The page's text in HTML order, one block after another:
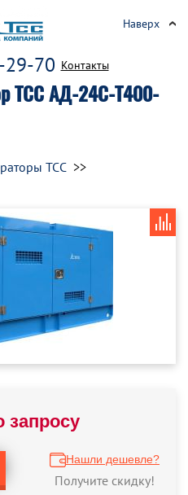
ТСС АД-24С-Т400-
29-70 Контакты
Наверх
ТСС
запросу
Нашли дешевле?
Получите скидку!